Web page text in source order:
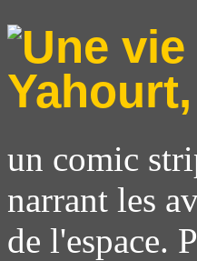
un comic
narrant les
de l'espace.